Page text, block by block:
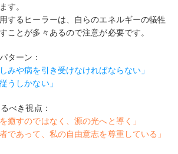
す。
するヒーラーは、自らのエネルギーの犠牲
ことが多々あるので注意が必要です。
ターン：
みや病を引き受けなければならない」
うしかない」
べき視点：
癒すのではなく、源の光へと導く」
であって、私の自由意志を尊重している」